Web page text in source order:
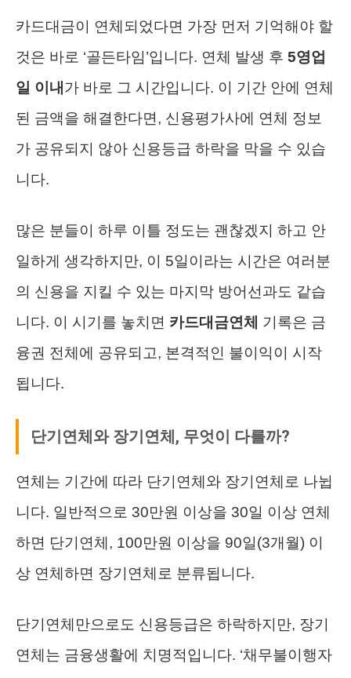
카드대금이 연체되었다면 가장 먼저 기억해야 할
것은 바로 ‘골든타임’입니다. 연체 발생 후 5영업
일 이내 가 바로 그 시간입니다. 이 기간 안에 연체
된 금액을 해결한다면, 신용평가사에 연체 정보
가 공유되지 않아 신용등급 하락을 막을 수 있습
니다.
많은 분들이 하루 이틀 정도는 괜찮겠지 하고 안
일하게 생각하지만, 이 5일이라는 시간은 여러분
의 신용을 지킬 수 있는 마지막 방어선과도 같습
니다. 이 시기를 놓치면 카드대금연체 기록은 금
융권 전체에 공유되고, 본격적인 불이익이 시작
됩니다.
단기연체와 장기연체, 무엇이 다를까?
연체는 기간에 따라 단기연체와 장기연체로 나뉩
니다. 일반적으로 30만원 이상을 30일 이상 연체
하면 단기연체, 100만원 이상을 90일(3개월) 이
상 연체하면 장기연체로 분류됩니다.
단기연체만으로도 신용등급은 하락하지만, 장기
연체는 금융생활에 치명적입니다. ‘채무불이행자